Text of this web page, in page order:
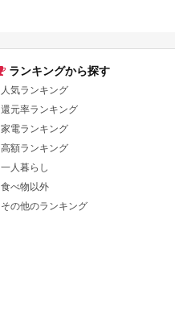
ランキングから探す
人気ランキング
還元率ランキング
家電ランキング
高額ランキング
一人暮らし
食べ物以外
その他のランキング